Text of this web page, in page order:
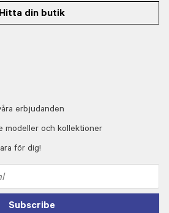
Hitta din butik
erbjudanden
modeller och kollektioner
för dig!
Subscribe